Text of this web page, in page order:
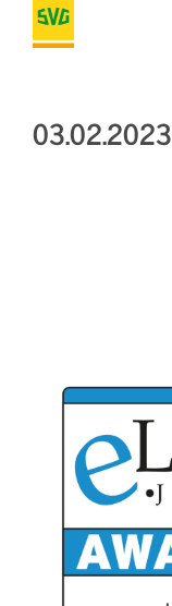
03.02.2023